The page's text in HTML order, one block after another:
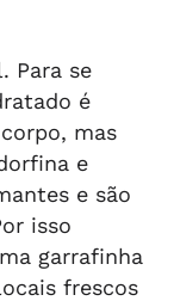
Para se
é
mas
e
e são
isso
garrafinha
frescos